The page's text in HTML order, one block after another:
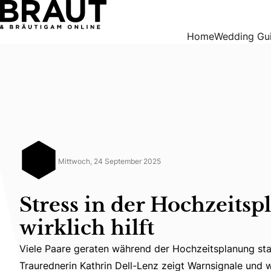
Stress in der Hochzeitsplanung: Was wirklich hilft
HomeWedding
Mittwoch, 24 September 2025
Stress in der
wirklich hilft
Viele Paare geraten während der Hochzeitsplanung
Viele Paare geraten während der Hochzeitsplanung
Traurednerin Kathrin Dell-Lenz zeigt Warnsignale und